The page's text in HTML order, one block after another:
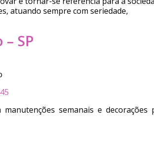
atuando sempre com seriedade,
SP
semanais e decorações